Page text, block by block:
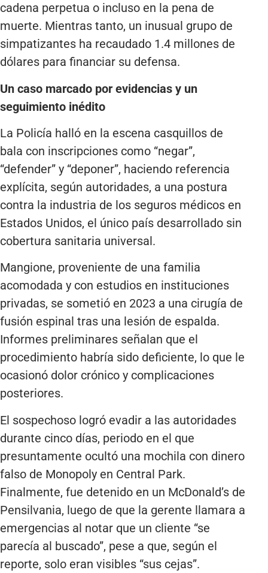
cadena perpetua o incluso en la pena de
muerte. Mientras tanto, un inusual grupo de
simpatizantes ha recaudado 1.4 millones de
dólares para financiar su defensa.
Un caso marcado por evidencias y un
seguimiento inédito
La Policía halló en la escena casquillos de
bala con inscripciones como “negar”,
“defender” y “deponer”, haciendo referencia
explícita, según autoridades, a una postura
contra la industria de los seguros médicos en
Estados Unidos, el único país desarrollado sin
cobertura sanitaria universal.
Mangione, proveniente de una familia
acomodada y con estudios en instituciones
privadas, se sometió en 2023 a una cirugía de
fusión espinal tras una lesión de espalda.
Informes preliminares señalan que el
procedimiento habría sido deficiente, lo que le
ocasionó dolor crónico y complicaciones
posteriores.
El sospechoso logró evadir a las autoridades
durante cinco días, periodo en el que
presuntamente ocultó una mochila con dinero
falso de Monopoly en Central Park.
Finalmente, fue detenido en un McDonald’s de
Pensilvania, luego de que la gerente llamara a
emergencias al notar que un cliente “se
parecía al buscado”, pese a que, según el
reporte, solo eran visibles “sus cejas”.